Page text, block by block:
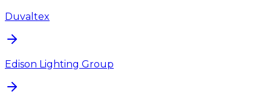
Duvaltex
Edison Lighting Group